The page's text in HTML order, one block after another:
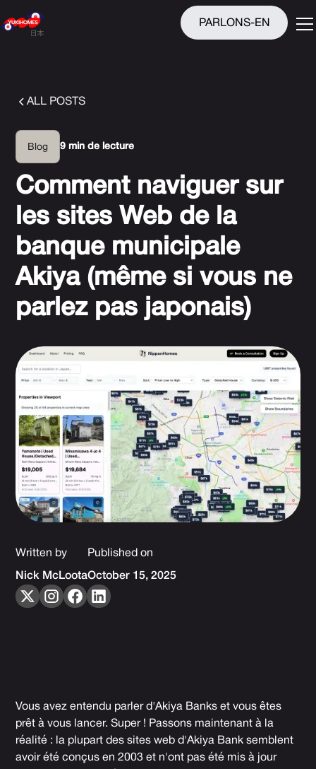
PARLONS-EN
ALL POSTS
Blog 9 min de lecture
Comment naviguer sur
les sites Web de la
banque municipale
Akiya (même si vous ne
parlez pas japonais)
Written by
Nick McLoota
Published on
October 15, 2025
Vous avez entendu parler d'Akiya Banks et vous êtes
prêt à vous lancer. Super ! Passons maintenant à la
réalité : la plupart des sites web d'Akiya Bank semblent
avoir été conçus en 2003 et n'ont pas été mis à jour